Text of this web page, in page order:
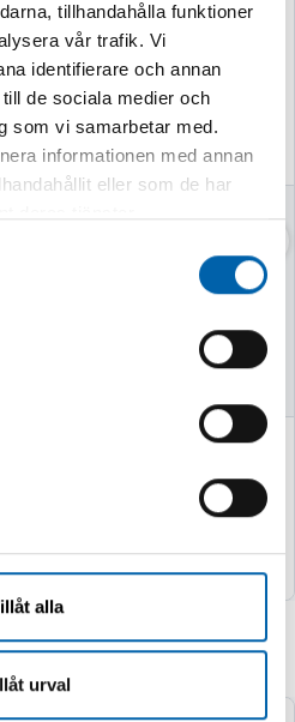
tillhandahålla funktioner
vår trafik. Vi
identifierare och annan
de sociala medier och
som vi samarbetar med.
informationen med annan
eller som de har
alla
urval
VEDKLYV 7TON
Finns i lager
(2396.0 kr exkl. moms)
Köp
produkter